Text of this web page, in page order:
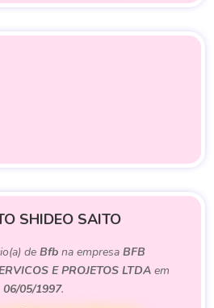
SHIDEO SAITO
de Bfbna empresa BFB
E PROJETOS LTDAem
06/05/1997.